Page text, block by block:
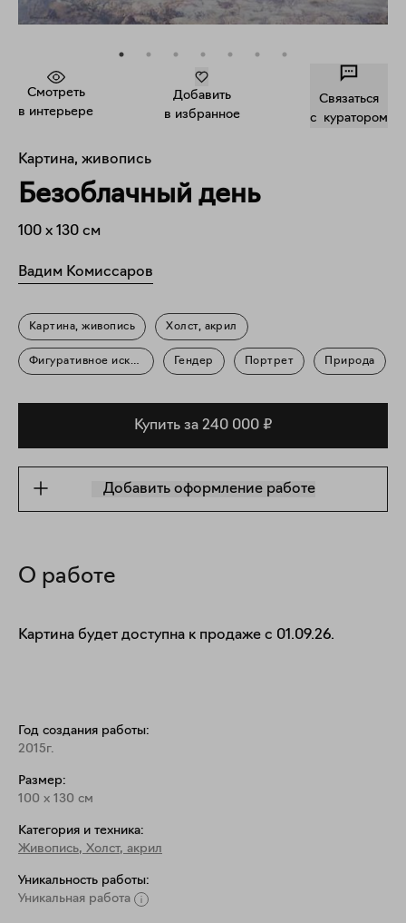
Смотреть
в интерьере
Добавить
в избранное
Связаться
c куратором
Картина, живопись
Безоблачный день
100 x 130 см
Вадим Комиссаров
Картина, живопись Холст, акрил
Фигуративное искусство Гендер Портрет Природа
Купить за 240 000 ₽
Добавить оформление работе
О работе
Картина будет доступна к продаже с 01.09.26.
Год создания работы:
2015г.
Размер:
100 x 130 см
Категория и техника:
Живопись, Холст, акрил
Уникальность работы:
Уникальная работа